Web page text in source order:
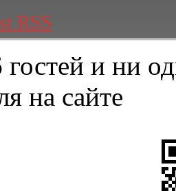
RSS
и ни
на сайте